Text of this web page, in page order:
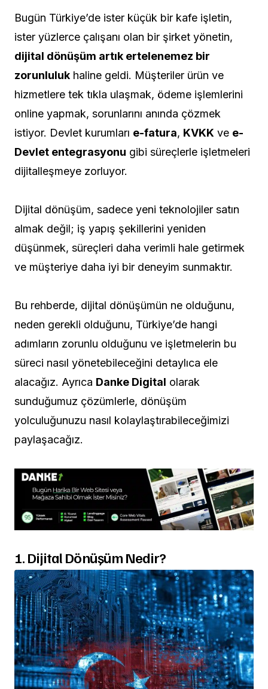
Bugün Türkiye’de ister küçük bir kafe işletin,
ister yüzlerce çalışanı olan bir şirket yönetin,
dijital dönüşüm artık ertelenemez bir
zorunluluk haline geldi. Müşteriler ürün ve
hizmetlere tek tıkla ulaşmak, ödeme işlemlerini
online yapmak, sorunlarını anında çözmek
istiyor. Devlet kurumları e-fatura, KVKK ve e-
Devlet entegrasyonu gibi süreçlerle işletmeleri
dijitalleşmeye zorluyor.
Dijital dönüşüm, sadece yeni teknolojiler satın
almak değil; iş yapış şekillerini yeniden
düşünmek, süreçleri daha verimli hale getirmek
ve müşteriye daha iyi bir deneyim sunmaktır.
Bu rehberde, dijital dönüşümün ne olduğunu,
neden gerekli olduğunu, Türkiye’de hangi
adımların zorunlu olduğunu ve işletmelerin bu
süreci nasıl yönetebileceğini detaylıca ele
alacağız. Ayrıca Danke Digital olarak
sunduğumuz çözümlerle, dönüşüm
yolculuğunuzu nasıl kolaylaştırabileceğimizi
paylaşacağız.
1. Dijital Dönüşüm Nedir?